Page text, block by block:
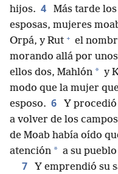
hijos. 4
Más tarde
esposas, mujeres
Orpá, y Rut + el
morando allá por
ellos dos, Mahlón * y
modo que la mujer
esposo. 6
Y procedió
a volver de los
de Moab había oído
atención * a su pueblo
7
Y emprendió su